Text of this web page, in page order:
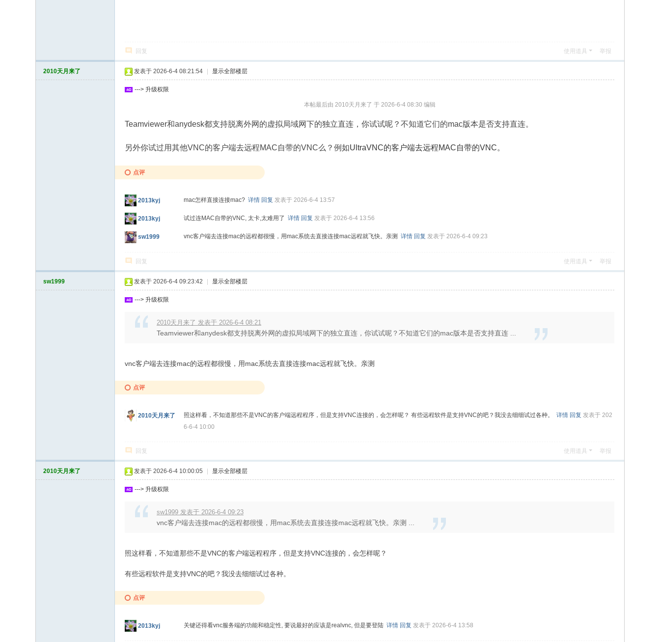
回复 使用道具 举报
2010天月来了 发表于 2026-6-4 08:21:54 显示全部楼层
---> 升级权限
本帖最后由 2010天月来了 于 2026-6-4 08:30 编辑
Teamviewer和anydesk都支持脱离外网的虚拟局域网下的独立直连，你试试呢？不知道它们的mac版本是否支持直连。
另外你试过用其他VNC的客户端去远程MAC自带的VNC么？例如UltraVNC的客户端去远程MAC自带的VNC。
点评
2013kyj mac怎样直接连接mac? 详情 回复 发表于 2026-6-4 13:57
2013kyj 试过连MAC自带的VNC, 太卡,太难用了 详情 回复 发表于 2026-6-4 13:56
sw1999 vnc客户端去连接mac的远程都很慢，用mac系统去直接连接mac远程就飞快。亲测 详情 回复 发表于 2026-6-4 09:23
回复 使用道具 举报
sw1999 发表于 2026-6-4 09:23:42 显示全部楼层
---> 升级权限
2010天月来了 发表于 2026-6-4 08:21
Teamviewer和anydesk都支持脱离外网的虚拟局域网下的独立直连，你试试呢？不知道它们的mac版本是否支持直连 ...
vnc客户端去连接mac的远程都很慢，用mac系统去直接连接mac远程就飞快。亲测
点评
2010天月来了 照这样看，不知道那些不是VNC的客户端远程程序，但是支持VNC连接的，会怎样呢？ 有些远程软件是支持VNC的吧？我没去细细试过各种。 详情 回复 发表于 202
6-6-4 10:00
回复 使用道具 举报
2010天月来了 发表于 2026-6-4 10:00:05 显示全部楼层
---> 升级权限
sw1999 发表于 2026-6-4 09:23
vnc客户端去连接mac的远程都很慢，用mac系统去直接连接mac远程就飞快。亲测 ...
照这样看，不知道那些不是VNC的客户端远程程序，但是支持VNC连接的，会怎样呢？
有些远程软件是支持VNC的吧？我没去细细试过各种。
点评
2013kyj 关键还得看vnc服务端的功能和稳定性, 要说最好的应该是realvnc, 但是要登陆 详情 回复 发表于 2026-6-4 13:58